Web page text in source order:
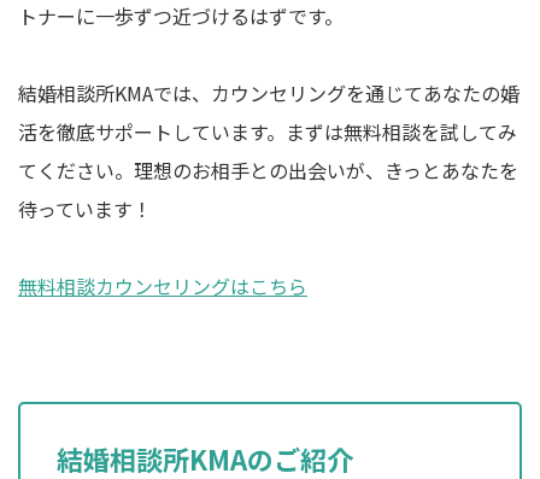
トナーに一歩ずつ近づけるはずです。
結婚相談所KMAでは、カウンセリングを通じてあなたの婚
活を徹底サポートしています。まずは無料相談を試してみ
てください。理想のお相手との出会いが、きっとあなたを
待っています！
無料相談カウンセリングはこちら
結婚相談所KMAのご紹介